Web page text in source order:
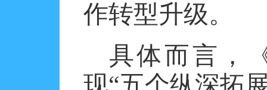
作转型升级。
具体而言，